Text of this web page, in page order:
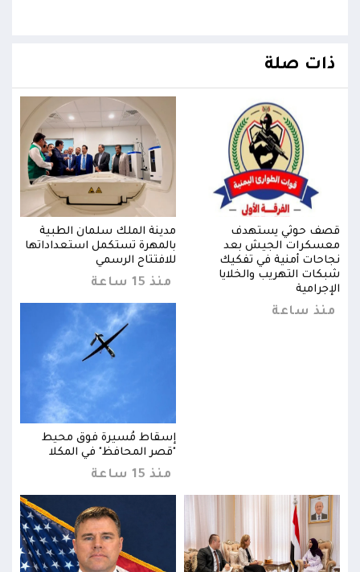
ذات صلة
قصف حوثي يستهدف
معسكرات الجيش بعد
نجاحات أمنية في تفكيك
شبكات التهريب والخلايا
الإجرامية
منذ ساعة
مدينة الملك سلمان الطبية
بالمهرة تستكمل استعداداتها
للافتتاح الرسمي
منذ 15 ساعة
إسقاط مُسيرة فوق محيط
"قصر المحافظ" في المكلا
منذ 15 ساعة